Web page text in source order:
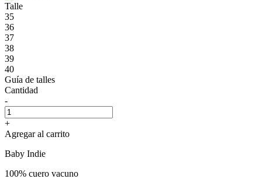
Talle
35
36
37
38
39
40
Guía de talles
Cantidad
-
+
Agregar al carrito
Baby Indie
100% cuero vacuno